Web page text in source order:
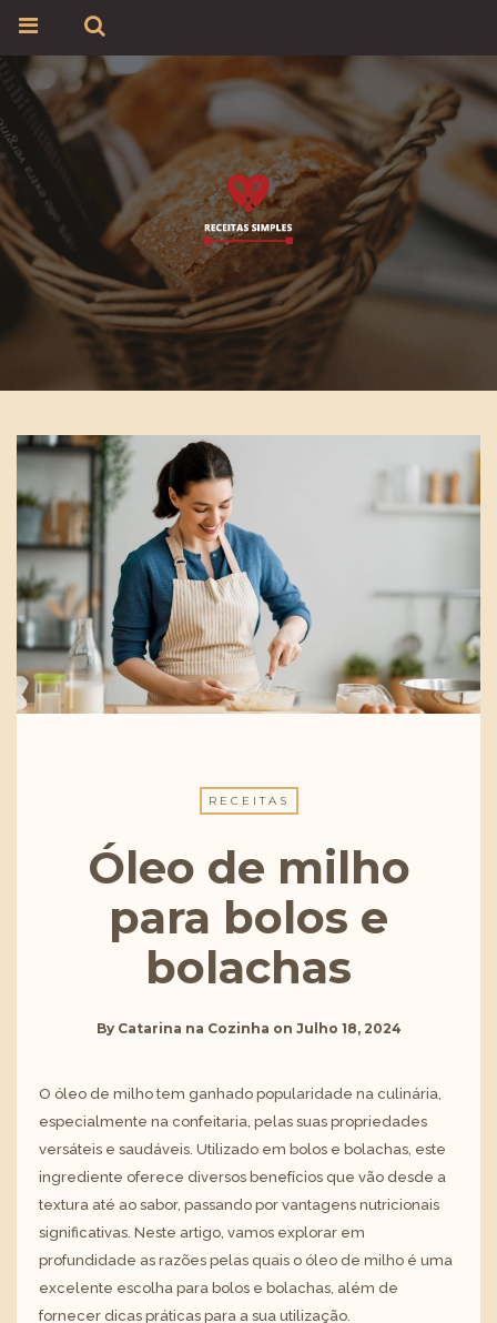
RECEITAS
Óleo de milho
para bolos e
bolachas
By Catarina na Cozinha on Julho 18, 2024
O óleo de milho tem ganhado popularidade na culinária,
especialmente na confeitaria, pelas suas propriedades
versáteis e saudáveis. Utilizado em bolos e bolachas, este
ingrediente oferece diversos benefícios que vão desde a
textura até ao sabor, passando por vantagens nutricionais
significativas. Neste artigo, vamos explorar em
profundidade as razões pelas quais o óleo de milho é uma
excelente escolha para bolos e bolachas, além de
fornecer dicas práticas para a sua utilização.